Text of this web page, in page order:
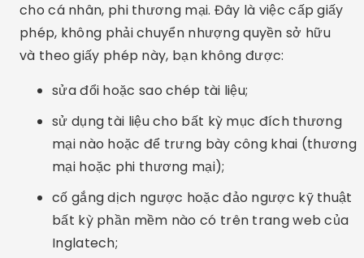
cho cá nhân, phi thương mại. Đây là việc cấp giấy
phép, không phải chuyển nhượng quyền sở hữu
và theo giấy phép này, bạn không được:
sửa đổi hoặc sao chép tài liệu;
sử dụng tài liệu cho bất kỳ mục đích thương
mại nào hoặc để trưng bày công khai (thương
mại hoặc phi thương mại);
cố gắng dịch ngược hoặc đảo ngược kỹ thuật
bất kỳ phần mềm nào có trên trang web của
Inglatech;